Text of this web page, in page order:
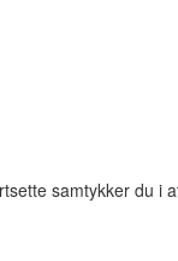
samtykker du i